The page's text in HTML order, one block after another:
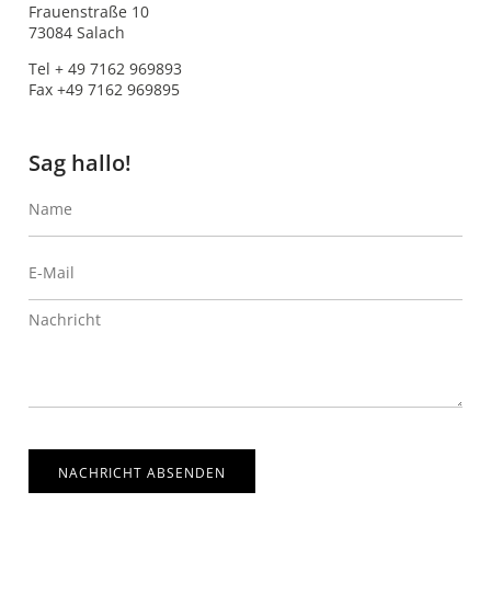
Frauenstraße 10
73084 Salach
Tel + 49 7162 969893
Fax +49 7162 969895
Sag hallo!
NACHRICHT ABSENDEN